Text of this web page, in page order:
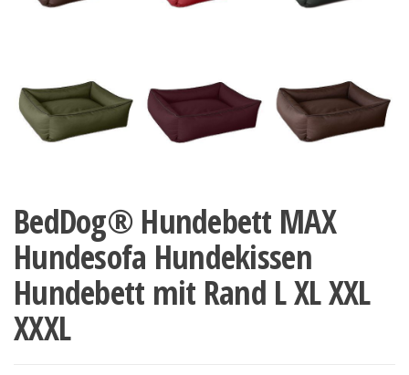
BedDog® Hundebett MAX
Hundesofa Hundekissen
Hundebett mit Rand L XL XXL
XXXL